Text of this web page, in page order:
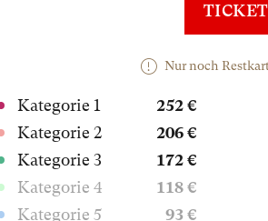
Nur noch
Kategorie 1
252 €
Kategorie 2
206 €
Kategorie 3
172 €
Kategorie 4
118 €
Kategorie 5
93 €